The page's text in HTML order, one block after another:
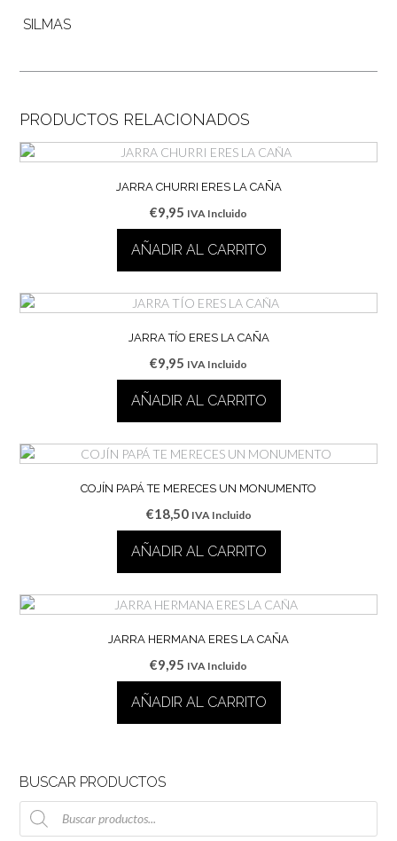
SILMAS
PRODUCTOS RELACIONADOS
JARRA CHURRI ERES LA CAÑA
€9,95 IVA Incluido
AÑADIR AL CARRITO
JARRA TÍO ERES LA CAÑA
€9,95 IVA Incluido
AÑADIR AL CARRITO
COJÍN PAPÁ TE MERECES UN MONUMENTO
€18,50 IVA Incluido
AÑADIR AL CARRITO
JARRA HERMANA ERES LA CAÑA
€9,95 IVA Incluido
AÑADIR AL CARRITO
BUSCAR PRODUCTOS
Búsqueda
de
productos